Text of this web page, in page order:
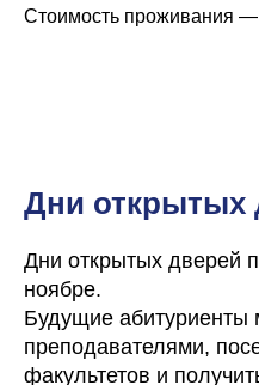
Стоимость проживания —
Дни открытых
Дни открытых дверей
ноябре.
Будущие абитуриенты
преподавателями,
факультетов и
этаж), 220082
УНП: 193870151
email: IntensivKursMinsk@yandex.by
Copyright © 2007-2025
9 Математика Экзамен
Документы